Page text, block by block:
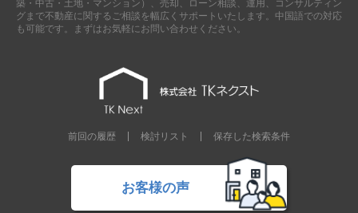
築・中古・土地・マンション）、売却、ローン相談、運用、コンサルティン
グまで不動産に関するご相談を幅広くサポートいたします。中国語での対応
も可能です。まずはお気軽にお問い合わせください。
前回の履歴 検討リスト 保存した検索条件
お客様の声